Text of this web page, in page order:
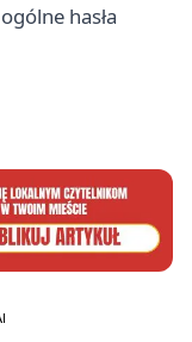
hasła